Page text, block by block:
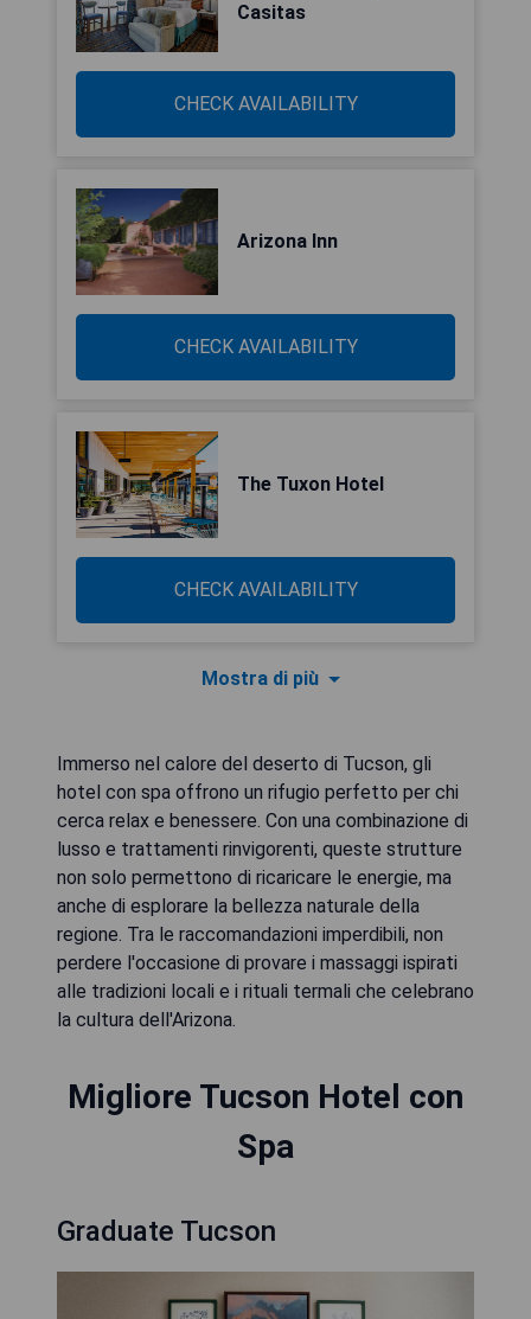
Casitas
CHECK AVAILABILITY
Arizona Inn
CHECK AVAILABILITY
The Tuxon Hotel
CHECK AVAILABILITY
Mostra di più
Immerso nel calore del deserto di Tucson, gli
hotel con spa offrono un rifugio perfetto per chi
cerca relax e benessere. Con una combinazione di
lusso e trattamenti rinvigorenti, queste strutture
non solo permettono di ricaricare le energie, ma
anche di esplorare la bellezza naturale della
regione. Tra le raccomandazioni imperdibili, non
perdere l'occasione di provare i massaggi ispirati
alle tradizioni locali e i rituali termali che celebrano
la cultura dell'Arizona.
Migliore Tucson Hotel con
Spa
Graduate Tucson